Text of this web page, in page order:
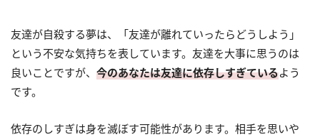
友達が自殺する夢は、「友達が離れていったらどうしよう」
という不安な気持ちを表しています。友達を大事に思うのは
良いことですが、 今のあなたは友達に依存しすぎているよう
です。
依存のしすぎは身を滅ぼす可能性があります。相手を思いや